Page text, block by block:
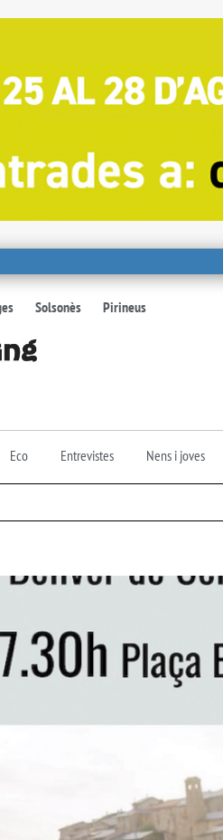
Solsonès Pirineus
Eco Entrevistes Nens i joves